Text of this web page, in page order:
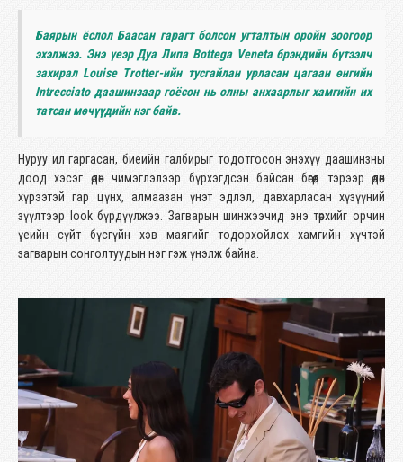
Баярын ёслол Баасан гарагт болсон угталтын оройн зоогоор
эхэлжээ. Энэ үеэр Дуа Липа Bottega Veneta брэндийн бүтээлч
захирал Louise Trotter-ийн тусгайлан урласан цагаан өнгийн
Intrecciato даашинзаар гоёсон нь олны анхаарлыг хамгийн их
татсан мөчүүдийн нэг байв.
Нуруу ил гаргасан, биеийн галбирыг тодотгосон энэхүү даашинзны
доод хэсэг өдөн чимэглэлээр бүрхэгдсэн байсан бөгөөд тэрээр өдөн
хүрээтэй гар цүнх, алмаазан үнэт эдлэл, давхарласан хүзүүний
зүүлтээр look бүрдүүлжээ. Загварын шинжээчид энэ төрхийг орчин
үеийн сүйт бүсгүйн хэв маягийг тодорхойлох хамгийн хүчтэй
загварын сонголтуудын нэг гэж үнэлж байна.